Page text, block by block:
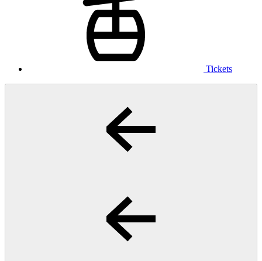
Tickets